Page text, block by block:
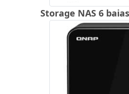
Storage NAS 6